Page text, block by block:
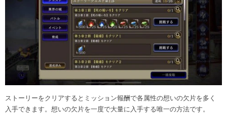
ストーリーをクリアするとミッション報酬で各属性の想いの欠片を多く
入手できます。想いの欠片を一度で大量に入手する唯一の方法です。